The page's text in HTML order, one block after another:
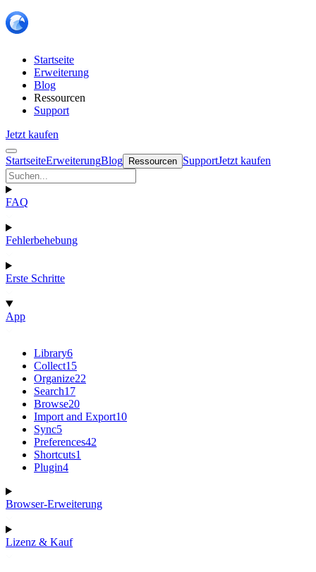
Startseite
Erweiterung
Blog
Ressourcen
Support
Jetzt kaufen
StartseiteErweiterungBlog Ressourcen SupportJetzt kaufen
FAQ
Fehlerbehebung
Erste Schritte
App
Library6
Collect15
Organize22
Search17
Browse20
Import and Export10
Sync5
Preferences42
Shortcuts1
Plugin4
Browser-Erweiterung
Lizenz & Kauf